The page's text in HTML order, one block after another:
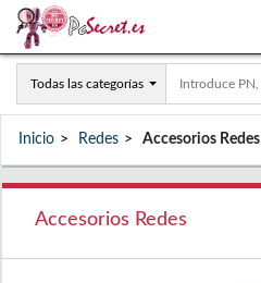
Todas las categorías
Inicio Redes Accesorios Redes
Accesorios Redes